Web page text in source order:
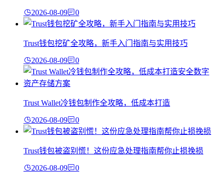
2026-08-09 0
Trust钱包挖矿全攻略，新手入门指南与实用技巧
2026-08-09 0
Trust Wallet冷钱包制作全攻略，低成本打造
2026-08-09 0
Trust钱包被盗别慌！这份应急处理指南帮你止损挽损
2026-08-09 0